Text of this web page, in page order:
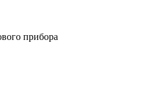
прибора